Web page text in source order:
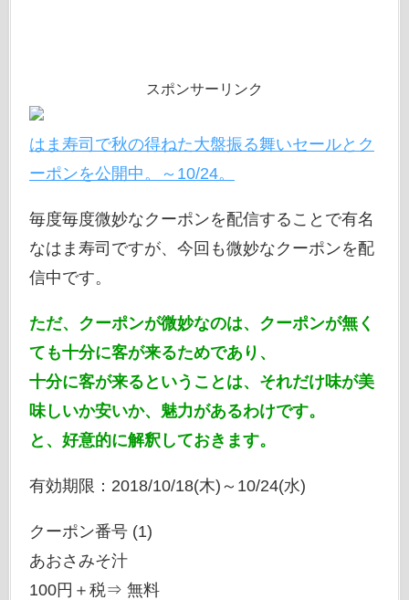
スポンサーリンク
はま寿司で秋の得ねた大盤振る舞いセールとク
ーポンを公開中。～10/24。
毎度毎度微妙なクーポンを配信することで有名
なはま寿司ですが、今回も微妙なクーポンを配
信中です。
ただ、クーポンが微妙なのは、クーポンが無く
ても十分に客が来るためであり、
十分に客が来るということは、それだけ味が美
味しいか安いか、魅力があるわけです。
と、好意的に解釈しておきます。
有効期限：2018/10/18(木)～10/24(水)
クーポン番号 (1)
あおさみそ汁
100円＋税⇒ 無料